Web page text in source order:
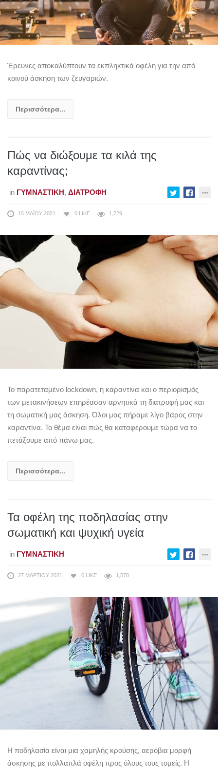
Έρευνες αποκαλύπτουν τα εκπληκτικά οφέλη για την από
κοινού άσκηση των ζευγαριών.
Περισσότερα...
Πώς να διώξουμε τα κιλά της
καραντίνας;
in ΓΥΜΝΑΣΤΙΚΉ, ΔΙΑΤΡΟΦΉ
15 ΜΑΪ́ΟΥ 2021 0 LIKE 1,729
Το παρατεταμένο lockdown, η καραντίνα και ο περιορισμός
των μετακινήσεων επηρέασαν αρνητικά τη διατροφή μας και
τη σωματική μας άσκηση. Όλοι μας πήραμε λίγο βάρος στην
καραντίνα. Το θέμα είναι πώς θα καταφέρουμε τώρα να το
πετάξουμε από πάνω μας.
Περισσότερα...
Τα οφέλη της ποδηλασίας στην
σωματική και ψυχική υγεία
in ΓΥΜΝΑΣΤΙΚΉ
27 ΜΑΡΤΊΟΥ 2021 0 LIKE 1,578
Η ποδηλασία είναι μια χαμηλής κρούσης, αερόβια μορφή
άσκησης με πολλαπλά οφέλη προς όλους τους τομείς. Η